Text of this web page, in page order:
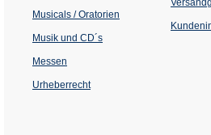
Musicals / Oratorien
Musik und CD´s
Messen
Urheberrecht